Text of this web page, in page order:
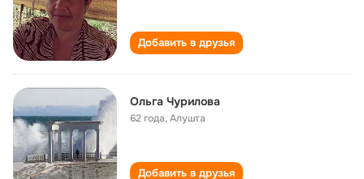
Добавить в друзья
Ольга Чурилова
62 года,Алушта
Добавить в друзья